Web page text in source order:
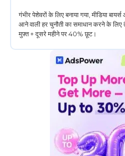
गंभीर पेशेवरों के लिए बनाया गया, मीडिया
आने वाली हर चुनौती का समाधान करने के लिए
मुफ़्त + दूसरे महीने पर 40% छूट।